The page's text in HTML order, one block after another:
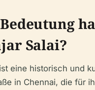
Salai?
eine historisch und
in Chennai, die für